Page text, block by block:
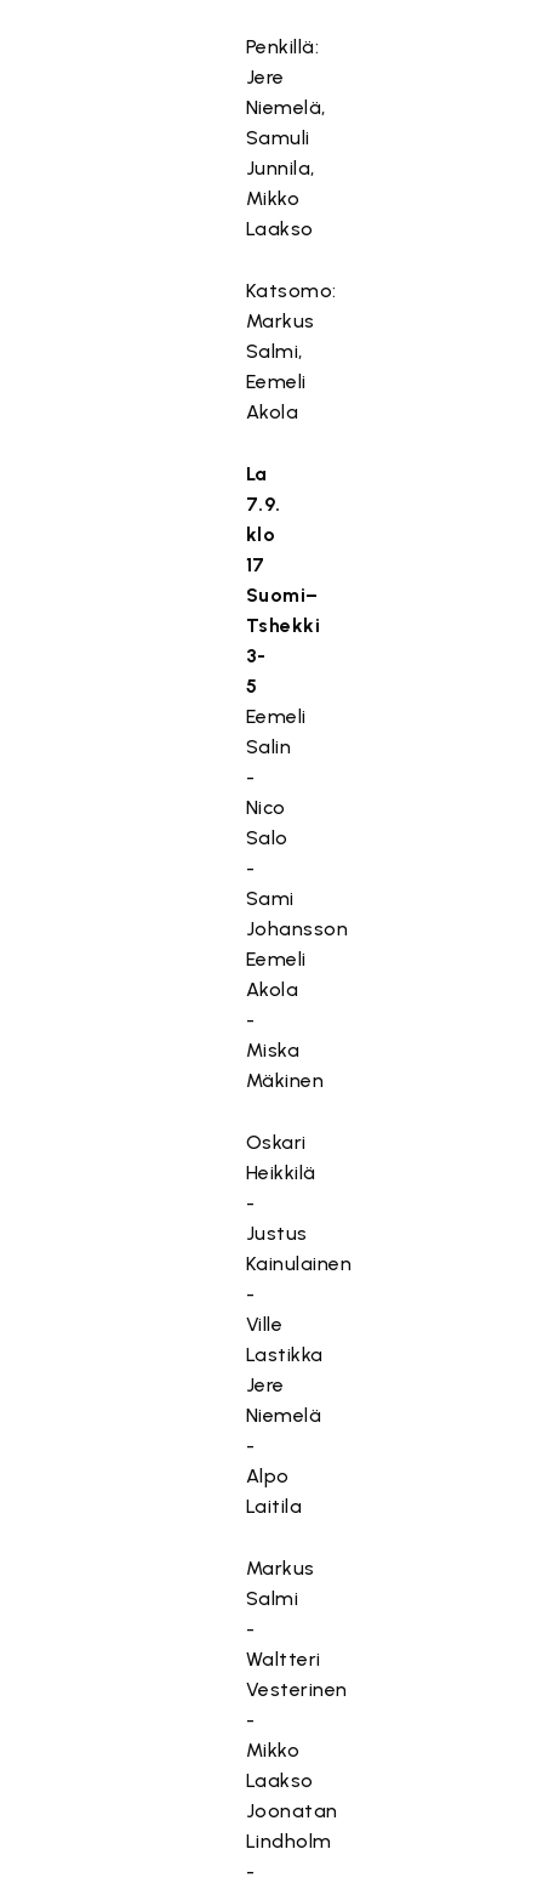
Penkillä:
Jere
Niemelä,
Samuli
Junnila,
Mikko
Laakso
Katsomo:
Markus
Salmi,
Eemeli
Akola
La
7.9.
klo
17
Suomi–
Tshekki
3-
5
Eemeli
Salin
-
Nico
Salo
-
Sami
Johansson
Eemeli
Akola
-
Miska
Mäkinen
Oskari
Heikkilä
-
Justus
Kainulainen
-
Ville
Lastikka
Jere
Niemelä
-
Alpo
Laitila
Markus
Salmi
-
Waltteri
Vesterinen
-
Mikko
Laakso
Joonatan
Lindholm
-